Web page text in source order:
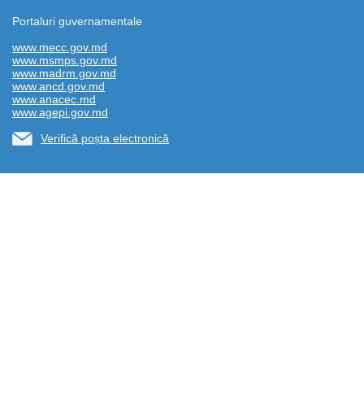
Portaluri guvernamentale
www.mecc.gov.md
www.msmps.gov.md
www.madrm.gov.md
www.ancd.gov.md
www.anacec.md
www.agepi.gov.md
Verifică poșta electronică